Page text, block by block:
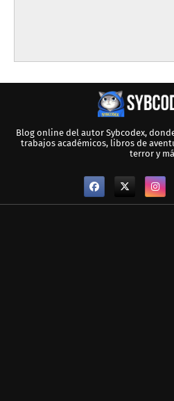
Blog online del autor Sybcodex,
trabajos académicos, libros de
terror y